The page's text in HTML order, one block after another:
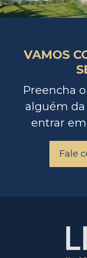
VAMOS
Preencha
alguém da
entrar
Fale